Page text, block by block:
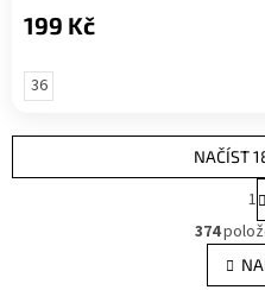
199 Kč
36
NAČÍST
1
374